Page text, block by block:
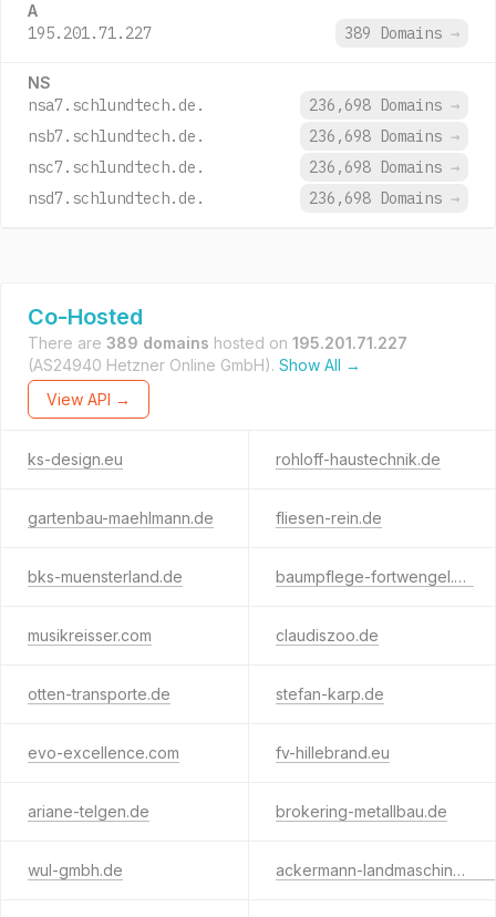
A
195.201.71.227 389 Domains →
NS
nsa7.schlundtech.de. 236,698 Domains →
nsb7.schlundtech.de.
236,698 Domains →
nsc7.schlundtech.de.
236,698 Domains →
nsd7.schlundtech.de.
236,698 Domains →
Co-Hosted
There are 389 domains hosted on 195.201.71.227
(AS24940 Hetzner Online GmbH). Show All →
View API →
ks-design.eu rohloff-haustechnik.de
gartenbau-maehlmann.de fliesen-rein.de
bks-muensterland.de baumpflege-fortwengel.de
musikreisser.com claudiszoo.de
otten-transporte.de stefan-karp.de
evo-excellence.com fv-hillebrand.eu
ariane-telgen.de brokering-metallbau.de
wul-gmbh.de ackermann-landmaschinen.de